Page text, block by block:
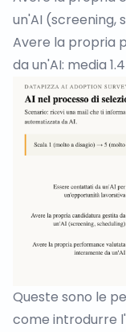
un'AI (screening,
Avere la propria
da un'AI: media
Queste sono le
come introdurre